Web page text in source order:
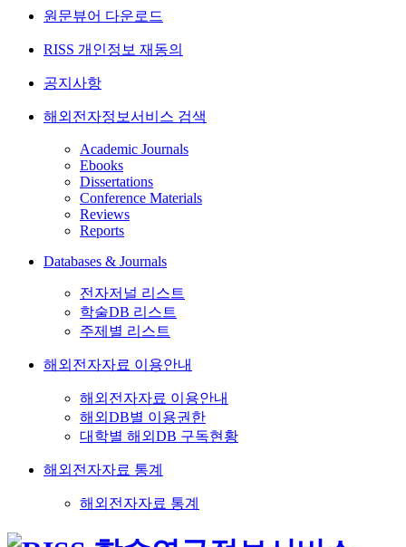
원문뷰어 다운로드
RISS 개인정보 재동의
공지사항
해외전자정보서비스 검색
Academic Journals
Ebooks
Dissertations
Conference Materials
Reviews
Reports
Databases & Journals
전자저널 리스트
학술DB 리스트
주제별 리스트
해외전자자료 이용안내
해외전자자료 이용안내
해외DB별 이용권한
대학별 해외DB 구독현황
해외전자자료 통계
해외전자자료 통계